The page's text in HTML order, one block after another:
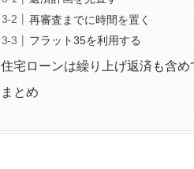
再審査までに時間を置く
フラット35を利用する
住宅ローンは繰り上げ返済も含め
まとめ